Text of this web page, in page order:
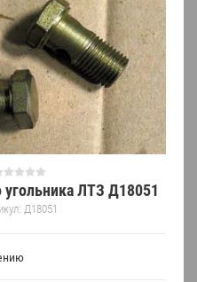
угольника ЛТЗ Д18051
Д18051